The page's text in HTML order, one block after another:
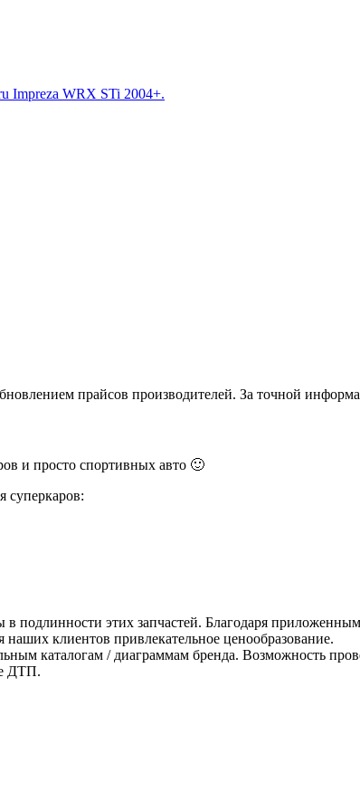
Impreza WRX STi 2004+.
прайсов производителей. За точной
и просто спортивных авто 🙂
суперкаров:
подлинности этих запчастей. Благодаря
клиентов привлекательное ценообразование.
каталогам / диаграммам бренда. Возможность
ДТП.